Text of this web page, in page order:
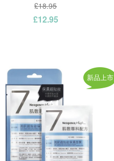
£18.95
£12.95
新品上市